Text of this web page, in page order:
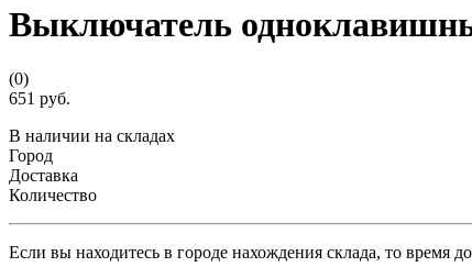
Выключатель
(0)
651 руб.
В наличии на складах
Город
Доставка
Количество
Если вы находитесь в городе нахождения склада, то время